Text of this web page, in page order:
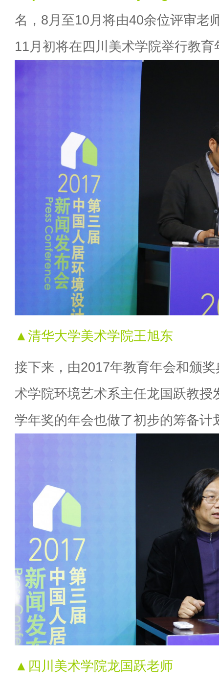
名，8月至10月将由40余位评审老
11月初将在四川美术学院举行教
▲清华大学美术学院王旭东
接下来，由2017年教育年会和颁
术学院环境艺术系主任龙国跃教授
学年奖的年会也做了初步的筹备计
▲四川美术学院龙国跃老师